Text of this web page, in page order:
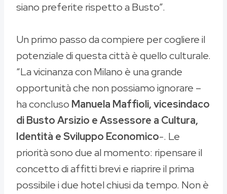
siano preferite rispetto a Busto”.
Un primo passo da compiere per cogliere il
potenziale di questa città è quello culturale.
“La vicinanza con Milano è una grande
opportunità che non possiamo ignorare –
ha concluso Manuela Maffioli, vicesindaco
di Busto Arsizio e Assessore a Cultura,
Identità e Sviluppo Economico-. Le
priorità sono due al momento: ripensare il
concetto di affitti brevi e riaprire il prima
possibile i due hotel chiusi da tempo. Non è